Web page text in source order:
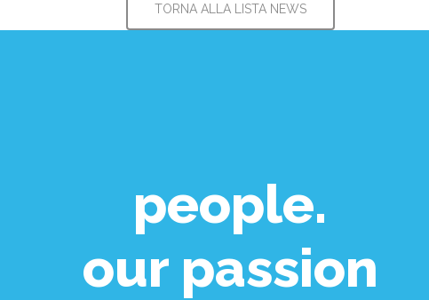
TORNA ALLA LISTA NEWS
people.
our passion